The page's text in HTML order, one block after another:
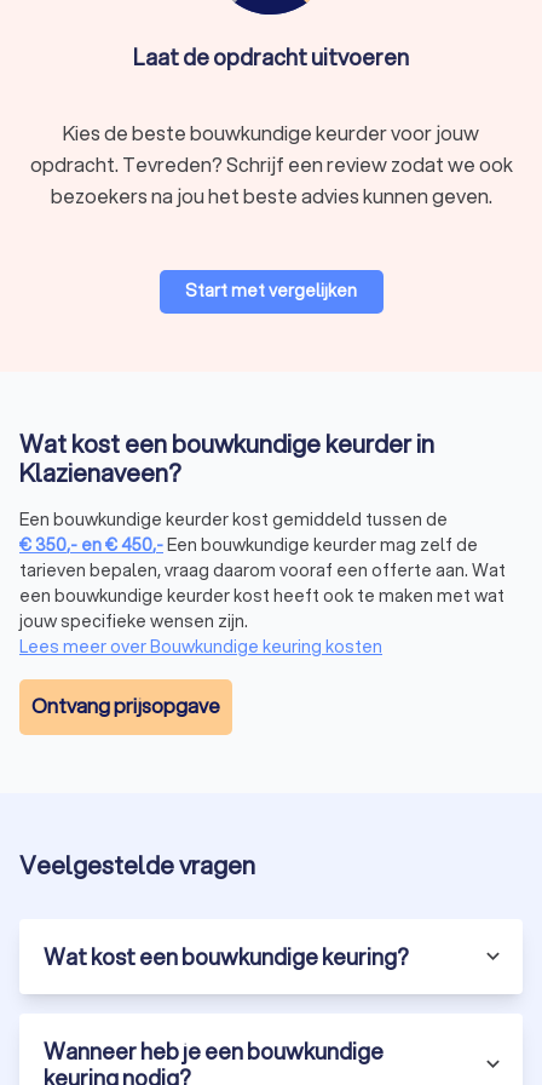
scheuren, vochtproblemen en andere tekenen van slijtage of
schade.
Het dak wordt gecontroleerd op lekkages of beschadigingen
en de algemene staat van het dak wordt beoordeeld door de
Vloeren en plafonds
De keurder uit Klazienaveen bekijkt ook de staat van de
eventuele problemen met doorbuiging, scheuren of vocht.
Installaties
Elektrische systemen, sanitaire voorzieningen en
verwarmingsinstallaties worden onderzocht om te zorgen
dat ze goed functioneren en voldoen aan alle
veiligheidsnormen.
Klazienaveen voldoende geïsoleerd is en of er genoeg
ventilatie aanwezig is om een gezond binnenklimaat te
Na afloop ontvang je een gedetailleerd bouwkundig rapport
van het pand in Klazienaveen.
Laat de opdracht uitvoeren
Kies de beste bouwkundige keurder voor jouw
opdracht. Tevreden? Schrijf een review zodat we ook
bezoekers na jou het beste advies kunnen geven.
Start met vergelijken
Wat kost een bouwkundige keurder in
Klazienaveen?
Een bouwkundige keurder kost gemiddeld tussen de
€350,- en€450,-Een bouwkundige keurder mag zelf de
tarieven bepalen, vraag daarom vooraf een offerte aan. Wat
een bouwkundige keurder kost heeft ook te maken met wat
jouw specifieke wensen zijn.
Lees meer over Bouwkundige keuring kosten
Ontvang prijsopgave
Veelgestelde vragen
Wat kost een bouwkundige keuring?
Wanneer heb je een bouwkundige
keuring nodig?